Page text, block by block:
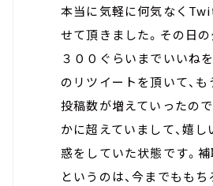
本当に気軽に何気なく
せて頂きました。その日
３００ぐらいまでいいね
のリツイートを頂いて、
投稿数が増えていったの
かに超えていまして、嬉
惑をしていた状態です。
というのは、今までもも